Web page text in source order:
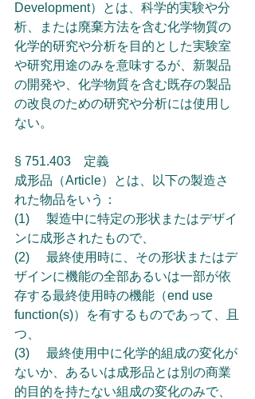
Development）とは、科学的実験や分
析、または廃棄方法を含む化学物質の
化学的研究や分析を目的とした実験室
や研究用途のみを意味するが、新製品
の開発や、化学物質を含む既存の製品
の改良のための研究や分析には使用し
ない。
§ 751.403　定義
成形品（Article）とは、以下の製造さ
れた物品をいう：
(1)	製造中に特定の形状またはデザイ
ンに成形されたもので、
(2)	最終使用時に、その形状またはデ
ザインに機能の全部あるいは一部が依
存する最終使用時の機能（end use
function(s)）を有するものであって、且
つ、
(3)	最終使用中に化学的組成の変化が
ないか、あるいは成形品とは別の商業
的目的を持たない組成の変化のみで、